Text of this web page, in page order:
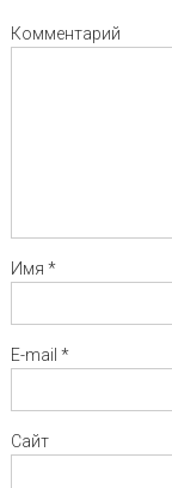
Комментарий
Имя *
E-mail *
Сайт